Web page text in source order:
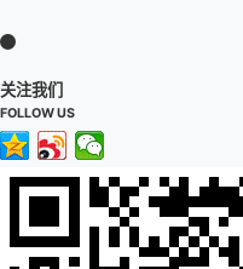
关注我们
FOLLOW US